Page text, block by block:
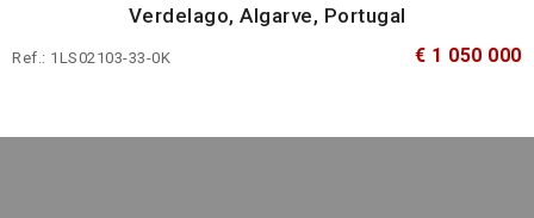
Verdelago, Algarve, Portugal
Ref.: 1LS02103-33-0K € 1 050 000